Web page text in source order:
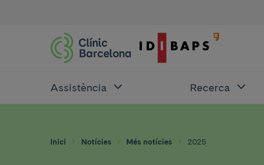
Assistència Recerca
Inici Notícies Més notícies 2025